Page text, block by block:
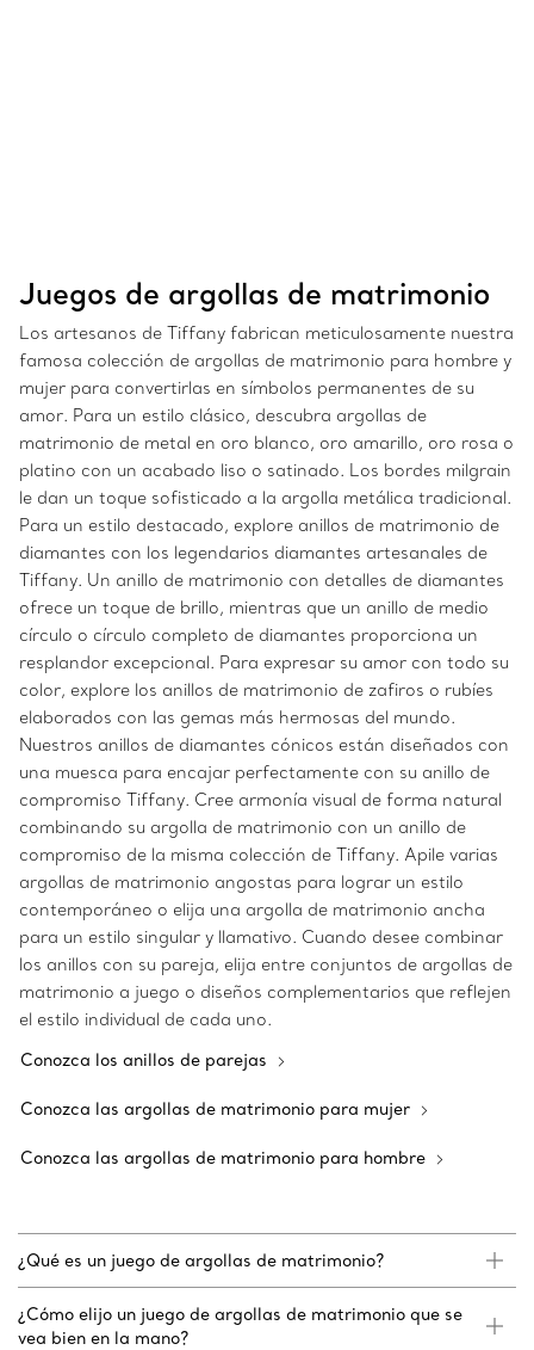
Juegos de argollas de matrimonio
Los artesanos de Tiffany fabrican meticulosamente nuestra
famosa colección de argollas de matrimonio para hombre y
mujer para convertirlas en símbolos permanentes de su
amor. Para un estilo clásico, descubra argollas de
matrimonio de metal en oro blanco, oro amarillo, oro rosa o
platino con un acabado liso o satinado. Los bordes milgrain
le dan un toque sofisticado a la argolla metálica tradicional.
Para un estilo destacado, explore anillos de matrimonio de
diamantes con los legendarios diamantes artesanales de
Tiffany. Un anillo de matrimonio con detalles de diamantes
ofrece un toque de brillo, mientras que un anillo de medio
círculo o círculo completo de diamantes proporciona un
resplandor excepcional. Para expresar su amor con todo su
color, explore los anillos de matrimonio de zafiros o rubíes
elaborados con las gemas más hermosas del mundo.
Nuestros anillos de diamantes cónicos están diseñados con
una muesca para encajar perfectamente con su anillo de
compromiso Tiffany. Cree armonía visual de forma natural
combinando su argolla de matrimonio con un anillo de
compromiso de la misma colección de Tiffany. Apile varias
argollas de matrimonio angostas para lograr un estilo
contemporáneo o elija una argolla de matrimonio ancha
para un estilo singular y llamativo. Cuando desee combinar
los anillos con su pareja, elija entre conjuntos de argollas de
matrimonio a juego o diseños complementarios que reflejen
el estilo individual de cada uno.
Conozca los anillos de parejas
Conozca las argollas de matrimonio para mujer
Conozca las argollas de matrimonio para hombre
¿Qué es un juego de argollas de matrimonio?
¿Cómo elijo un juego de argollas de matrimonio que se
vea bien en la mano?